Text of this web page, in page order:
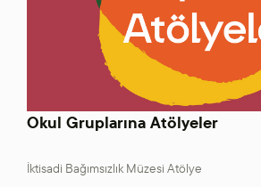
Okul Gruplarına Atölyeler
İktisadi Bağımsızlık Müzesi Atölye